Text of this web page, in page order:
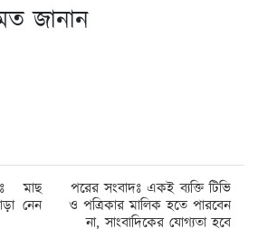
জানান
মাছ
নেন
পরের সংবাদঃ একই ব্যক্তি টিভি
ও পত্রিকার মালিক হতে পারবেন
না, সাংবাদিকের যোগ্যতা হবে